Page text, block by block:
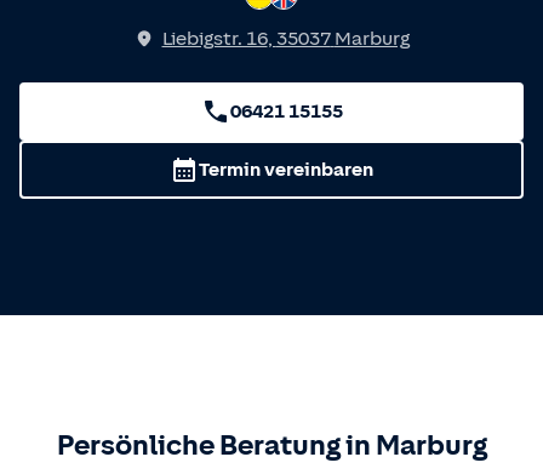
Liebigstr. 16, 35037 Marburg
06421 15155
Termin vereinbaren
Persönliche Beratung in Marburg